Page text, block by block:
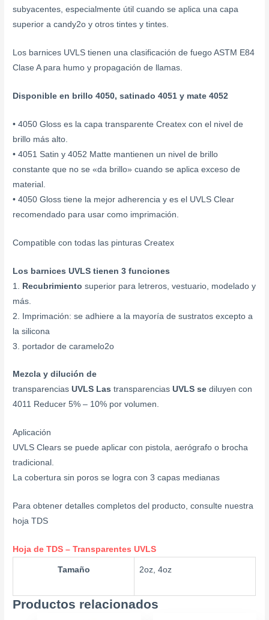
subyacentes, especialmente útil cuando se aplica una capa
superior a candy2o y otros tintes y tintes.
Los barnices UVLS tienen una clasificación de fuego ASTM E84
Clase A para humo y propagación de llamas.
Disponible en brillo 4050, satinado 4051 y mate 4052
• 4050 Gloss es la capa transparente Createx con el nivel de
brillo más alto.
• 4051 Satin y 4052 Matte mantienen un nivel de brillo
constante que no se «da brillo» cuando se aplica exceso de
material.
• 4050 Gloss tiene la mejor adherencia y es el UVLS Clear
recomendado para usar como imprimación.
Compatible con todas las pinturas Createx
Los barnices UVLS tienen 3 funciones
1. Recubrimiento superior para letreros, vestuario, modelado y
más.
2. Imprimación: se adhiere a la mayoría de sustratos excepto a
la silicona
3. portador de caramelo2o
Mezcla y dilución de
transparenciasUVLS Las transparenciasUVLS se diluyen con
4011 Reducer 5% – 10% por volumen.
Aplicación
UVLS Clears se puede aplicar con pistola, aerógrafo o brocha
tradicional.
La cobertura sin poros se logra con 3 capas medianas
Para obtener detalles completos del producto, consulte nuestra
hoja TDS
Hoja de TDS – Transparentes UVLS
Tamaño 2oz, 4oz
Productos relacionados